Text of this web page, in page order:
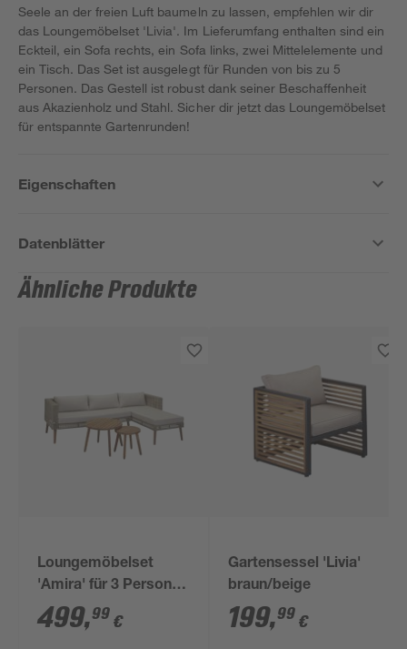
Seele an der freien Luft baumeln zu lassen, empfehlen wir dir
das Loungemöbelset 'Livia'. Im Lieferumfang enthalten sind ein
Eckteil, ein Sofa rechts, ein Sofa links, zwei Mittelelemente und
ein Tisch. Das Set ist ausgelegt für Runden von bis zu 5
Personen. Das Gestell ist robust dank seiner Beschaffenheit
aus Akazienholz und Stahl. Sicher dir jetzt das Loungemöbelset
für entspannte Gartenrunden!
Eigenschaften
Datenblätter
Ähnliche Produkte
Loungemöbelset
'Amira' für 3 Personen
Kunststoffrattan
499,99 €
Gartensessel 'Livia'
braun/beige
199,99 €